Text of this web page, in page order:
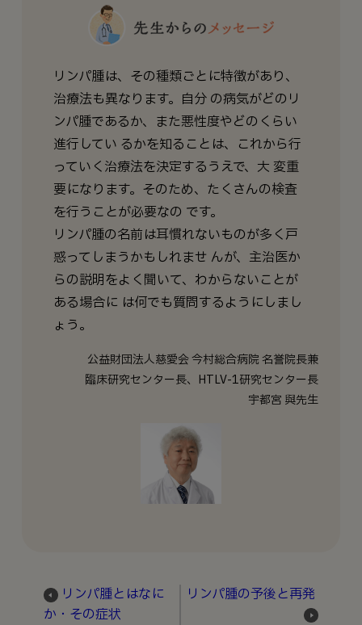
リンパ腫は、その種類ごとに特徴があり、
治療法も異なります。自分 の病気がどのリ
ンパ腫であるか、また悪性度やどのくらい
進行してい るかを知ることは、これから行
っていく治療法を決定するうえで、大 変重
要になります。そのため、たくさんの検査
を行うことが必要なの です。
リンパ腫の名前は耳慣れないものが多く戸
惑ってしまうかもしれませ んが、主治医か
らの説明をよく聞いて、わからないことが
ある場合に は何でも質問するようにしまし
ょう。
公益財団法人慈愛会 今村総合病院 名誉院長兼
臨床研究センター長、HTLV-1研究センター長
宇都宮 與先生
リンパ腫とはなに
か・その症状
リンパ腫の予後と再発